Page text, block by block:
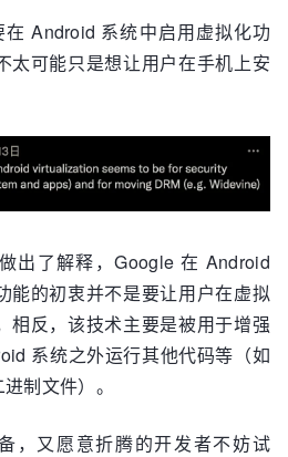
Android 系统中启用虚拟化功
太可能只是想让用户在手机上安
出了解释，Google 在 Android
能的初衷并不是要让用户在虚拟
相反，该技术主要是被用于增强
系统之外运行其他代码等（如
制文件）。
，又愿意折腾的开发者不妨试